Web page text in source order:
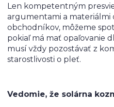
Len kompetentným
argumentami a materiálmi
obchodníkov, môžeme
pokiaľ má mať opaľovanie
musí vždy pozostávať z
starostlivosti o pleť.
Vedomie, že solárna